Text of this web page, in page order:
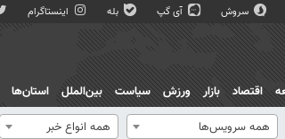
سروش آی گپ بله اینستاگرام
اقتصاد بازار ورزش سیاست بین‌الملل استان‌ها
همه سرویس‌ها همه انواع خبر